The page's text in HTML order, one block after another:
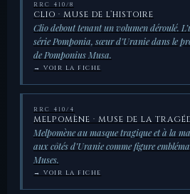
RRC 410/8
CLIO · MUSE DE L’HISTOIRE
Clio debout tenant un volumen déroulé.
série Pomponia, sœur d’Uranie dans le
de Pomponius Musa.
→ VOIR LA FICHE
RRC 410/4
MELPOMÈNE · MUSE DE LA
Melpomène au masque tragique et à la
aux côtés d’Uranie comme figure
Muses.
→ VOIR LA FICHE